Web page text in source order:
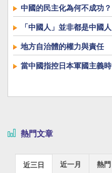
中國的民主化為何不成功？
「中國人」並非都是中國人
地方自治體的權力與責任
當中國指控日本軍國主義時
熱門文章
近三日 近一月 熱門